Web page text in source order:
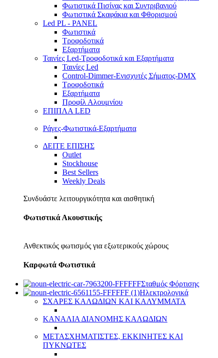
Φωτιστικά Πισίνας και Συντριβανιού
Φωτιστικά Σκαφάκια και Φθορισμού
Led PL - PANEL
Φωτιστικά
Τροφοδοτικά
Εξαρτήματα
Ταινίες Led-Τροφοδοτικά και Εξαρτήματα
Ταινίες Led
Control-Dimmer-Ενισχυτές Σήματος-DMX
Τροφοδοτικά
Εξαρτήματα
Προφίλ Αλουμνίου
ΕΠΙΠΛΑ LED
Ράγες-Φωτιστικά-Εξαρτήματα
ΔΕΙΤΕ ΕΠΙΣΗΣ
Outlet
Stockhouse
Best Sellers
Weekly Deals
Συνδυάστε λειτουργικότητα και αισθητική
Φωτιστικά Ακουστικής
Ανθεκτικός φωτισμός για εξωτερικούς χώρους
Καρφωτά Φωτιστικά
Σταθμός Φόρτισης
Ηλεκτρολογικά
ΣΧΑΡΕΣ ΚΑΛΩΔΙΩΝ ΚΑΙ ΚΑΛΥΜΜΑΤΑ
ΚΑΝΑΛΙΑ ΔΙΑΝΟΜΗΣ ΚΑΛΩΔΙΩΝ
ΜΕΤΑΣΧΗΜΑΤΙΣΤΕΣ, ΕΚΚΙΝΗΤΕΣ ΚΑΙ
ΠΥΚΝΩΤΕΣ